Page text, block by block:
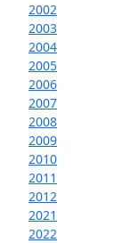
2002
2003
2004
2005
2006
2007
2008
2009
2010
2011
2012
2021
2022